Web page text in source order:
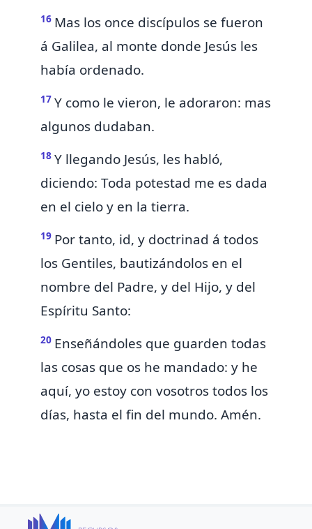
16 Mas los once discípulos se fueron
á Galilea, al monte donde Jesús les
había ordenado.
17 Y como le vieron, le adoraron: mas
algunos dudaban.
18 Y llegando Jesús, les habló,
diciendo: Toda potestad me es dada
en el cielo y en la tierra.
19 Por tanto, id, y doctrinad á todos
los Gentiles, bautizándolos en el
nombre del Padre, y del Hijo, y del
Espíritu Santo:
20 Enseñándoles que guarden todas
las cosas que os he mandado: y he
aquí, yo estoy con vosotros todos los
días, hasta el fin del mundo. Amén.